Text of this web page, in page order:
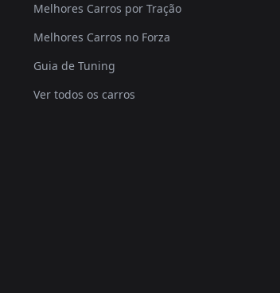
Melhores Carros por Tração
Melhores Carros no Forza
Guia de Tuning
Ver todos os carros